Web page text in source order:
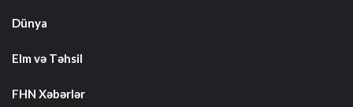
Dünya
Elm və Təhsil
FHN Xəbərlər